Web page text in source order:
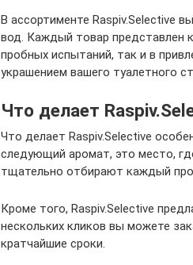
В ассортименте Raspiv.Selective
вод. Каждый товар представлен
пробных испытаний, так и в
украшением вашего туалетного
Что делает
Что делает Raspiv.Selective
следующий аромат, это место,
тщательно отбирают каждый
Кроме того, Raspiv.Selective
нескольких кликов вы можете
кратчайшие сроки.